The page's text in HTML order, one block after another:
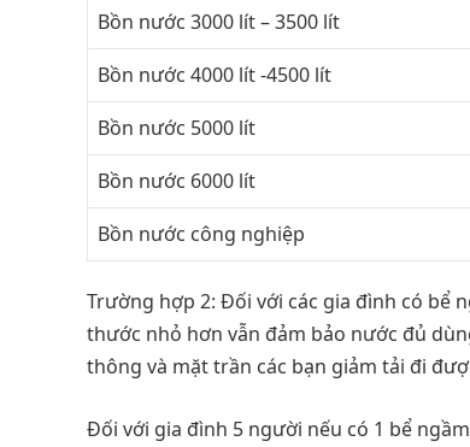
Bồn nước 3000 lít – 3500 lít
Bồn nước 4000 lít -4500 lít
Bồn nước 5000 lít
Bồn nước 6000 lít
Bồn nước công nghiệp
Trường hợp 2: Đối với các gia đình có bể
thước nhỏ hơn vẫn đảm bảo nước đủ
thông và mặt trần các bạn giảm tải đi
Đối với gia đình 5 người nếu có 1 bể